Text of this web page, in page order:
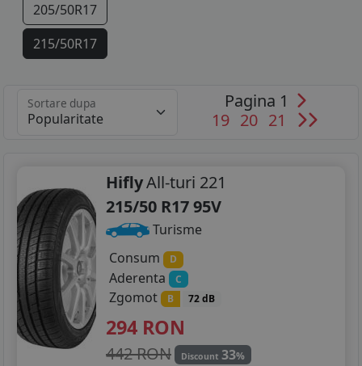
205/50R17
215/50R17
215/60R17
225/50R17
225/55R17
205/40R18
215/45R18
225/40R18
Sortare dupa
Pagina 1
19 20 21
HiflyAll-turi 221
215/50 R17 95V
Turisme
Consum
D
Aderenta C
Zgomot B 72 dB
294 RON
442 RON Discount 33%